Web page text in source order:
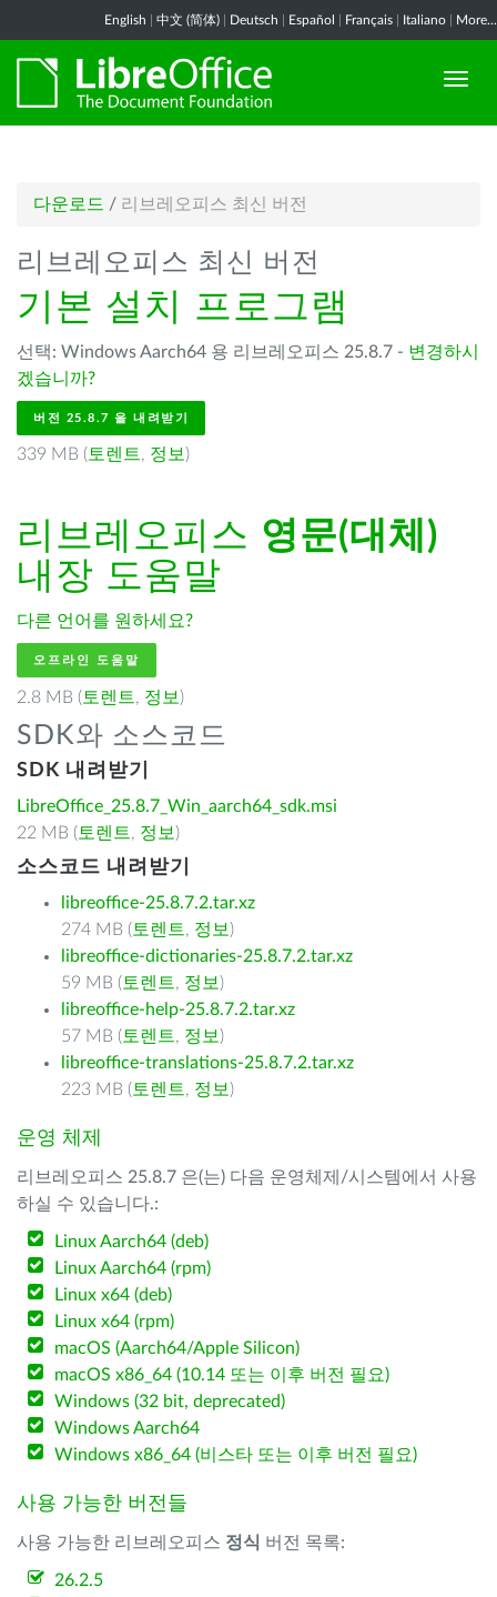
English 中文 (简体) Deutsch Español Français Italiano More...
다운로드 / 리브레오피스 최신 버전
리브레오피스 최신 버전
기본 설치 프로그램
선택: Windows Aarch64 용 리브레오피스 25.8.7 - 변경하시
겠습니까?
버전 25.8.7 을 내려받기
339 MB ( 토렌트, 정보 )
리브레오피스 영문(대체)
내장 도움말
다른 언어를 원하세요?
오프라인 도움말
2.8 MB ( 토렌트, 정보 )
SDK와 소스코드
SDK 내려받기
LibreOffice_25.8.7_Win_aarch64_sdk.msi
22 MB ( 토렌트, 정보 )
소스코드 내려받기
libreoffice-25.8.7.2.tar.xz
274 MB ( 토렌트, 정보 )
libreoffice-dictionaries-25.8.7.2.tar.xz
59 MB ( 토렌트, 정보 )
libreoffice-help-25.8.7.2.tar.xz
57 MB ( 토렌트, 정보 )
libreoffice-translations-25.8.7.2.tar.xz
223 MB ( 토렌트, 정보 )
운영 체제
리브레오피스 25.8.7 은(는) 다음 운영체제/시스템에서 사용
하실 수 있습니다.:
Linux Aarch64 (deb)
Linux Aarch64 (rpm)
Linux x64 (deb)
Linux x64 (rpm)
macOS (Aarch64/Apple Silicon)
macOS x86_64 (10.14 또는 이후 버전 필요)
Windows (32 bit, deprecated)
Windows Aarch64
Windows x86_64 (비스타 또는 이후 버전 필요)
사용 가능한 버전들
사용 가능한 리브레오피스 정식 버전 목록:
26.2.5